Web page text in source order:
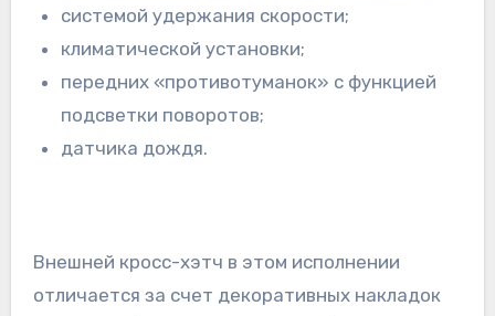
системой удержания скорости;
климатической установки;
передних «противотуманок» с функцией
подсветки поворотов;
датчика дождя.
Внешней кросс-хэтч в этом исполнении
отличается за счет декоративных накладок